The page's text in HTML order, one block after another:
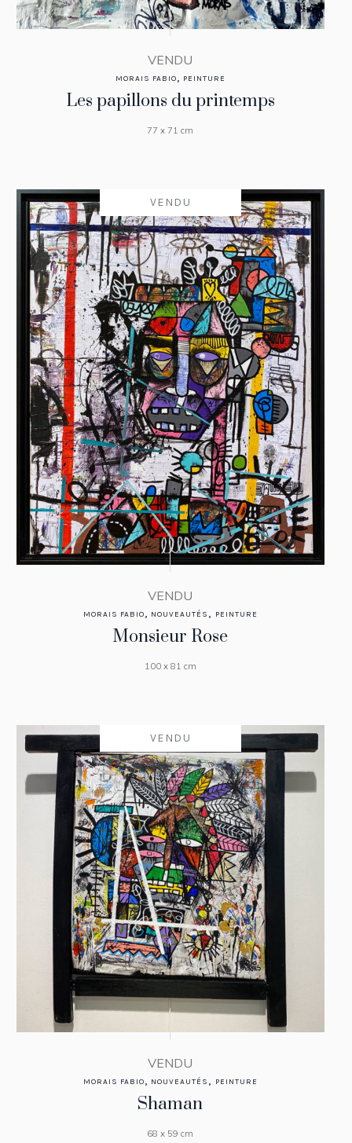
VENDU
MORAIS FABIO, PEINTURE
Les papillons du printemps
77 x 71 cm
VENDU
VENDU
MORAIS FABIO, NOUVEAUTÉS , PEINTURE
Monsieur Rose
100 x 81 cm
VENDU
VENDU
MORAIS FABIO, NOUVEAUTÉS , PEINTURE
Shaman
68 x 59 cm